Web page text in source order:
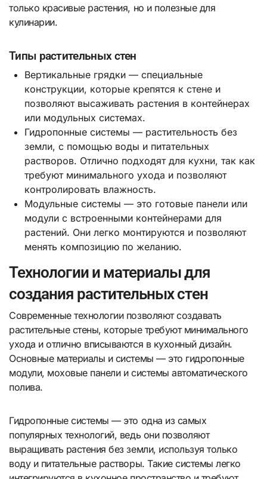
только красивые растения, но и полезные для
кулинарии.
Типы растительных стен
Вертикальные грядки — специальные
конструкции, которые крепятся к стене и
позволяют высаживать растения в контейнерах
или модульных системах.
Гидропонные системы — растительность без
земли, с помощью воды и питательных
растворов. Отлично подходят для кухни, так как
требуют минимального ухода и позволяют
контролировать влажность.
Модульные системы — это готовые панели или
модули с встроенными контейнерами для
растений. Они легко монтируются и позволяют
менять композицию по желанию.
Технологии и материалы для
создания растительных стен
Современные технологии позволяют создавать
растительные стены, которые требуют минимального
ухода и отлично вписываются в кухонный дизайн.
Основные материалы и системы — это гидропонные
модули, моховые панели и системы автоматического
полива.
Гидропонные системы — это одна из самых
популярных технологий, ведь они позволяют
выращивать растения без земли, используя только
воду и питательные растворы. Такие системы легко